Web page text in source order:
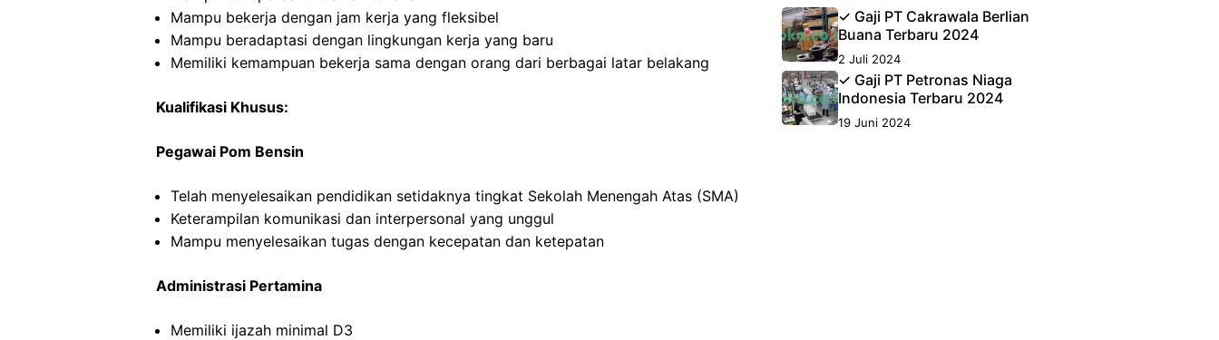
Mampu bekerja dengan jam kerja yang fleksibel
Mampu beradaptasi dengan lingkungan kerja yang baru
Memiliki kemampuan bekerja sama dengan orang dari berbagai latar belakang
Kualifikasi Khusus:
Pegawai Pom Bensin
Telah menyelesaikan pendidikan setidaknya tingkat Sekolah Menengah Atas (SMA)
Keterampilan komunikasi dan interpersonal yang unggul
Mampu menyelesaikan tugas dengan kecepatan dan ketepatan
Administrasi Pertamina
Memiliki ijazah minimal D3
✓ Gaji PT Cakrawala Berlian
Buana Terbaru 2024
2 Juli 2024
✓ Gaji PT Petronas Niaga
Indonesia Terbaru 2024
19 Juni 2024